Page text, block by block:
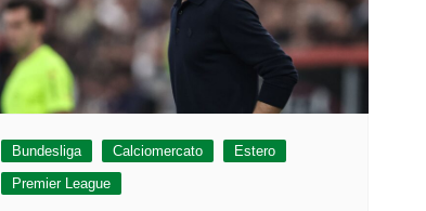
Bundesliga Calciomercato
Estero
Premier League